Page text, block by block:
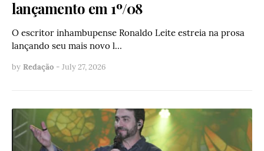
lançamento em 1º/08
O escritor inhambupense Ronaldo Leite estreia na prosa
lançando seu mais novo l…
by Redação - July 27, 2026